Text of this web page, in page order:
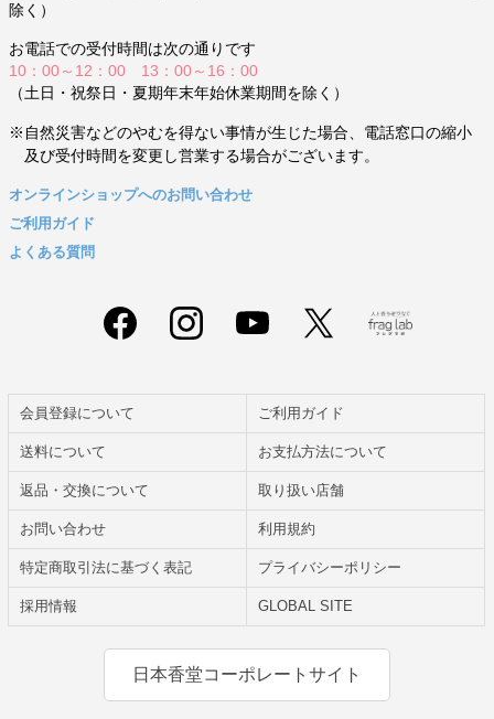
除く）
お電話での受付時間は次の通りです
10：00～12：00 13：00～16：00
（土日・祝祭日・夏期年末年始休業期間を除く）
※自然災害などのやむを得ない事情が生じた場合、電話窓口の縮小
及び受付時間を変更し営業する場合がございます。
オンラインショップへのお問い合わせ
ご利用ガイド
よくある質問
会員登録について ご利用ガイド
送料について お支払方法について
返品・交換について 取り扱い店舗
お問い合わせ 利用規約
特定商取引法に基づく表記 プライバシーポリシー
採用情報 GLOBAL SITE
日本香堂コーポレートサイト